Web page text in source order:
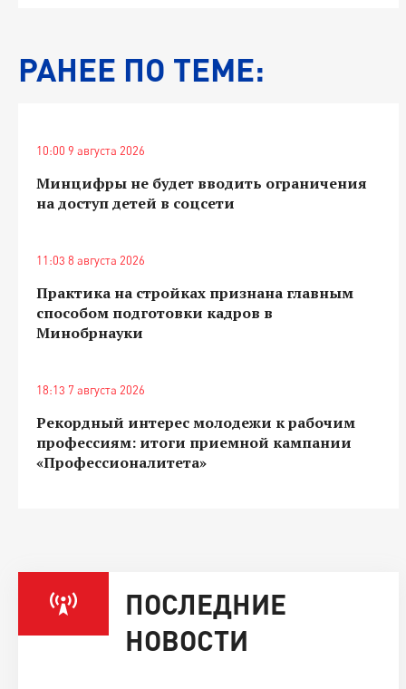
РАНЕЕ ПО ТЕМЕ:
10:00 9 августа 2026
Минцифры не будет вводить ограничения
на доступ детей в соцсети
11:03 8 августа 2026
Практика на стройках признана главным
способом подготовки кадров в
Минобрнауки
18:13 7 августа 2026
Рекордный интерес молодежи к рабочим
профессиям: итоги приемной кампании
«Профессионалитета»
ПОСЛЕДНИЕ
НОВОСТИ